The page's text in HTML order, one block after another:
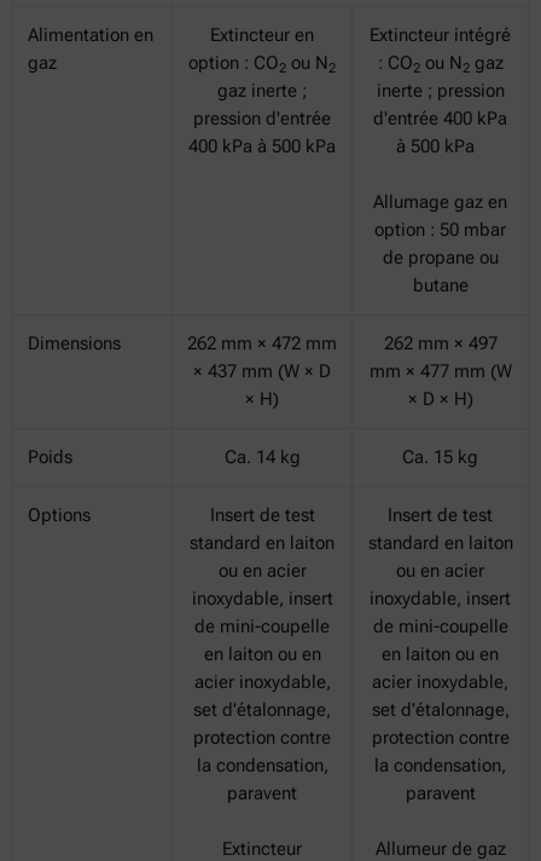
Alimentation en
gaz
Extincteur en
option : CO2 ou N2
gaz inerte ;
pression d'entrée
400 kPa à 500 kPa
Extincteur intégré
: CO2ou N2gaz
inerte ; pression
d'entrée 400 kPa
à 500 kPa
Allumage gaz en
option : 50 mbar
de propane ou
butane
Dimensions
262 mm × 472 mm
× 437 mm (W × D
× H)
262 mm × 497
mm × 477 mm (W
× D × H)
Poids Ca. 14 kg Ca. 15 kg
Options
Insert de test
standard en laiton
ou en acier
inoxydable, insert
de mini-coupelle
en laiton ou en
acier inoxydable,
set d'étalonnage,
protection contre
la condensation,
paravent
Extincteur
Insert de test
standard en laiton
ou en acier
inoxydable, insert
de mini-coupelle
en laiton ou en
acier inoxydable,
set d'étalonnage,
protection contre
la condensation,
paravent
Allumeur de gaz